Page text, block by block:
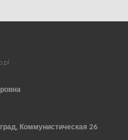
Коммунистическая 26